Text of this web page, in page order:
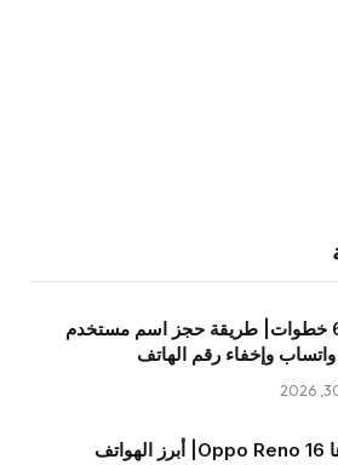
في 6 خطوات| طريقة حجز اسم مستخدم
وإخفاء رقم الهاتف
أبرزها Oppo Reno 16| أبرز الهواتف